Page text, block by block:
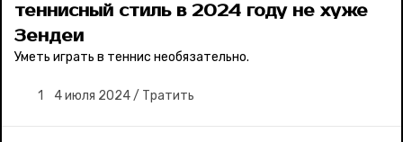
теннисный стиль в 2024 году не хуже
Зендеи
Уметь играть в теннис необязательно.
1 4 июля 2024/ Тратить